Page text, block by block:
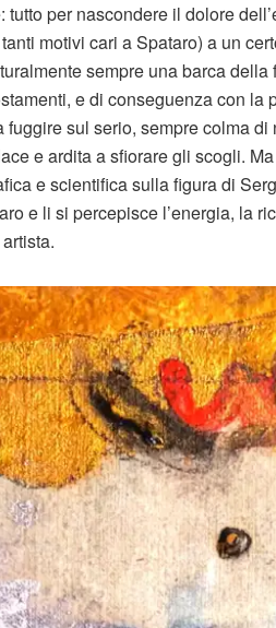
per nascondere il dolore
motivi cari a Spataro) a un
sempre una barca
e di conseguenza con la
fuggire sul serio, sempre colma
e ardita a sfiorare gli scogli.
e scientifica sulla figura di
e li si percepisce l’energia, la